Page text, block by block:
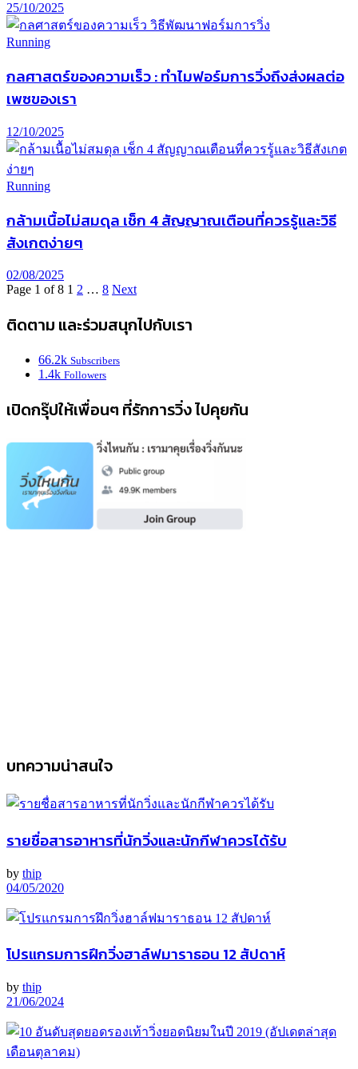
25/10/2025
Running
กลศาสตร์ของความเร็ว : ทำไมฟอร์มการวิ่งถึงส่งผลต่อ
เพซของเรา
12/10/2025
Running
กล้ามเนื้อไม่สมดุล เช็ก 4 สัญญาณเตือนที่ควรรู้และวิธี
สังเกตง่ายๆ
02/08/2025
Page 1 of 8 1 2 … 8 Next
ติดตาม และร่วมสนุกไปกับเรา
66.2k Subscribers
1.4k Followers
เปิดกรุ๊ปให้เพื่อนๆ ที่รักการวิ่ง ไปคุยกัน
บทความน่าสนใจ
รายชื่อสารอาหารที่นักวิ่งและนักกีฬาควรได้รับ
by thip
04/05/2020
โปรแกรมการฝึกวิ่งฮาล์ฟมาราธอน 12 สัปดาห์
by thip
21/06/2024